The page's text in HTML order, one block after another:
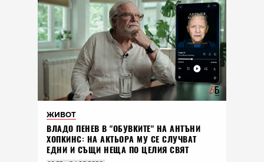
ЖИВОТ
ВЛАДO ПЕНЕВ В "ОБУВКИТЕ" НА АНТЪНИ
ХОПКИНС: НА АКТЬОРА МУ СЕ СЛУЧВАТ
ЕДНИ И СЪЩИ НЕЩА ПО ЦЕЛИЯ СВЯТ